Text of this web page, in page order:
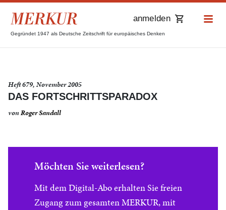
Gegründet 1947 als Deutsche Zeitschrift für europäisches Denken
anmelden
Heft 679, November 2005
DAS FORTSCHRITTSPARADOX
vonRoger Sandall
Möchten Sie weiterlesen?
Mit dem Digital-Abo erhalten Sie freien
Zugang zum gesamten MERKUR, mit